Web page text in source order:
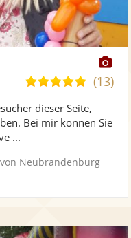
5,0
5
(13)
dieser Seite,
Bei mir können Sie
...
Neubrandenburg